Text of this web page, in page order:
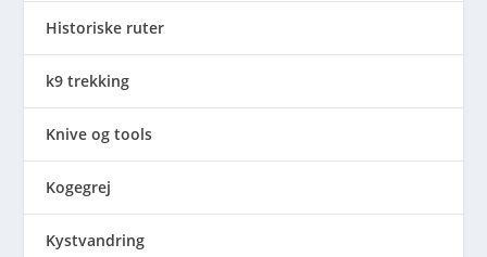
Historiske ruter
k9 trekking
Knive og tools
Kogegrej
Kystvandring